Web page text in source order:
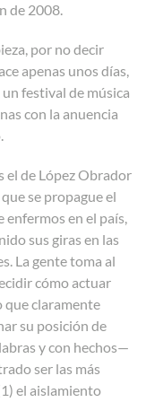
de 2008.
por no decir
apenas unos días,
festival de música
con la anuencia
el de López Obrador
se propague el
enfermos en el país,
sus giras en las
La gente toma al
cómo actuar
que claramente
su posición de
y con hechos—
ser las más
el aislamiento